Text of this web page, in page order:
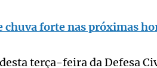
chuva forte nas próximas
terça-feira da Defesa